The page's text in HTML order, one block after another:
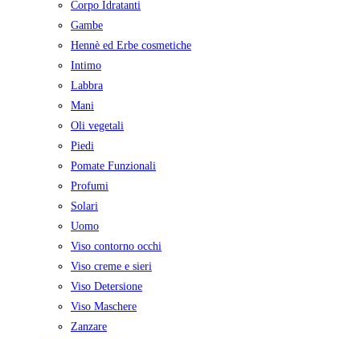
Corpo Idratanti
Gambe
Hennè ed Erbe cosmetiche
Intimo
Labbra
Mani
Oli vegetali
Piedi
Pomate Funzionali
Profumi
Solari
Uomo
Viso contorno occhi
Viso creme e sieri
Viso Detersione
Viso Maschere
Zanzare